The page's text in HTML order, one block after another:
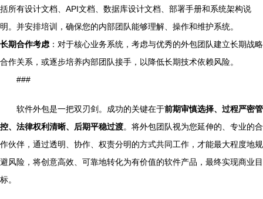
括所有设计文档、API文档、数据库设计文档、部署手册和系统架构说
明。并安排培训，确保您的内部团队能够理解、操作和维护系统。
长期合作考虑：对于核心业务系统，考虑与优秀的外包团队建立长期战略
合作关系，或逐步培养内部团队接手，以降低长期技术依赖风险。
###
软件外包是一把双刃剑。成功的关键在于前期审慎选择、过程严密管
控、法律权利清晰、后期平稳过渡。将外包团队视为您延伸的、专业的合
作伙伴，通过透明、协作、权责分明的方式共同工作，才能最大程度地规
避风险，将创意高效、可靠地转化为有价值的软件产品，最终实现商业目
标。